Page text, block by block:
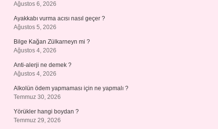
Ağustos 6, 2026
Ayakkabı vurma acısı nasıl geçer ?
Ağustos 5, 2026
Bilge Kağan Zülkarneyn mi ?
Ağustos 4, 2026
Anti-alerji ne demek ?
Ağustos 4, 2026
Alkolün ödem yapmaması için ne yapmalı ?
Temmuz 30, 2026
Yörükler hangi boydan ?
Temmuz 29, 2026